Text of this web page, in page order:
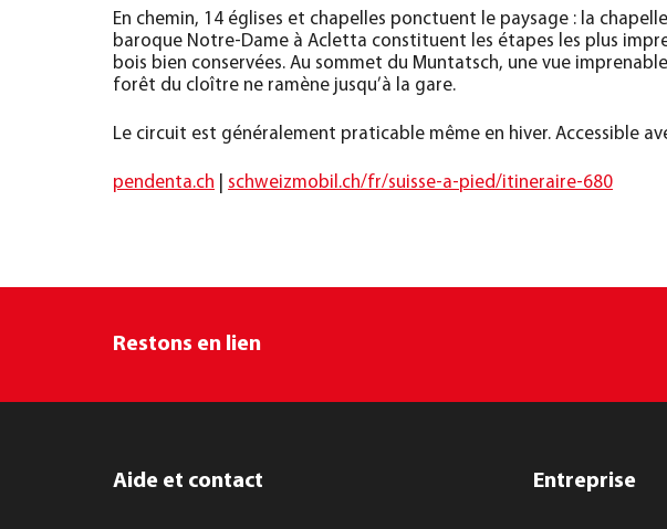
En chemin, 14 églises et chapelles ponctuent le paysage : la
baroque Notre-Dame à Acletta constituent les étapes les plus
bois bien conservées. Au sommet du Muntatsch, une vue
forêt du cloître ne ramène jusqu’à la gare.
Le circuit est généralement praticable même en hiver. Accessible
pendenta.ch schweizmobil.ch/fr/suisse-a-pied/itineraire-680
Restons en lien
Aide et contact Entreprise